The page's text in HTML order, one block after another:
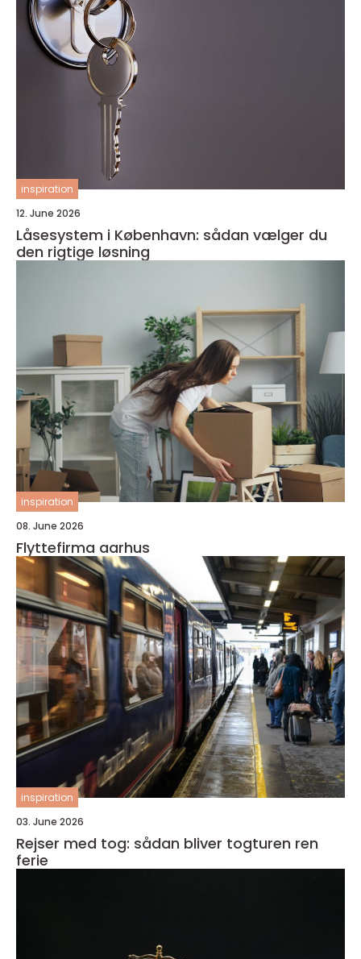
inspiration
12. June 2026
Låsesystem i København: sådan vælger du
den rigtige løsning
inspiration
08. June 2026
Flyttefirma aarhus
inspiration
03. June 2026
Rejser med tog: sådan bliver togturen ren
ferie